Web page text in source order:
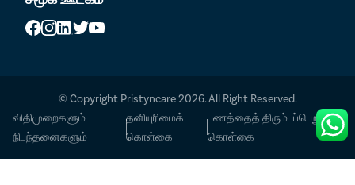
© Copyright Pristyncare 2026. All Right Reserved.
விதிமுறைகளும்
நிபந்தனைகளும்
தனியுரிமைக்
கொள்கை
பணத்தைத் திரும்பப்பெறுதல்
கொள்கை
Book Free Appointment
Total Payable